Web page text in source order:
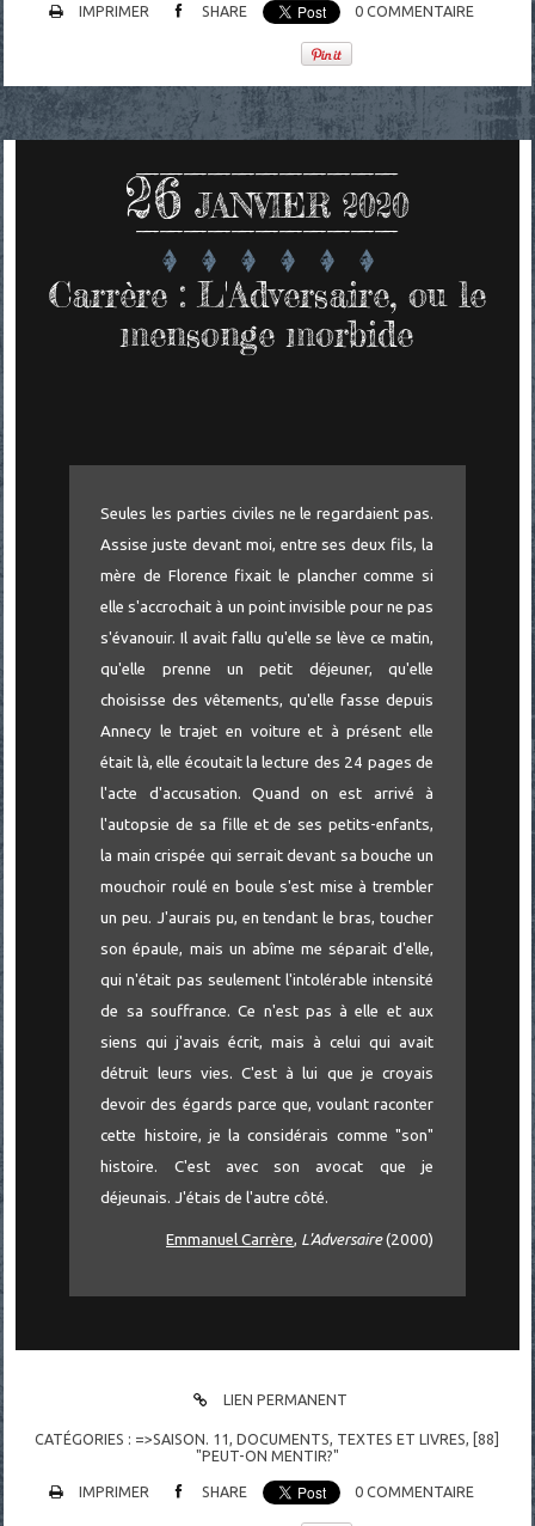
IMPRIMER SHARE 0 COMMENTAIRE
26 JANVIER 2020
Carrère : L'Adversaire, ou le
mensonge morbide
Seules les parties civiles ne le regardaient pas.
Assise juste devant moi, entre ses deux fils, la
mère de Florence fixait le plancher comme si
elle s'accrochait à un point invisible pour ne pas
s'évanouir. Il avait fallu qu'elle se lève ce matin,
qu'elle prenne un petit déjeuner, qu'elle
choisisse des vêtements, qu'elle fasse depuis
Annecy le trajet en voiture et à présent elle
était là, elle écoutait la lecture des 24 pages de
l'acte d'accusation. Quand on est arrivé à
l'autopsie de sa fille et de ses petits-enfants,
la main crispée qui serrait devant sa bouche un
mouchoir roulé en boule s'est mise à trembler
un peu. J'aurais pu, en tendant le bras, toucher
son épaule, mais un abîme me séparait d'elle,
qui n'était pas seulement l'intolérable intensité
de sa souffrance. Ce n'est pas à elle et aux
siens qui j'avais écrit, mais à celui qui avait
détruit leurs vies. C'est à lui que je croyais
devoir des égards parce que, voulant raconter
cette histoire, je la considérais comme "son"
histoire. C'est avec son avocat que je
déjeunais. J'étais de l'autre côté.
Emmanuel Carrère, L'Adversaire(2000)
LIEN PERMANENT
CATÉGORIES : =>SAISON. 11,DOCUMENTS, TEXTES ET LIVRES, [88]
"PEUT-ON MENTIR?"
IMPRIMER SHARE 0 COMMENTAIRE